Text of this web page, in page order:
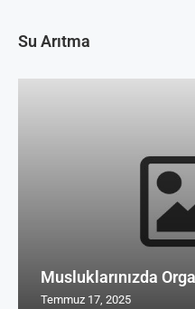
Su Arıtma
Musluklarınızda
Temmuz 17, 2025